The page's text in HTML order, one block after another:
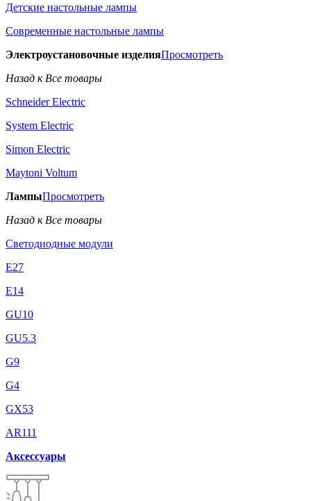
Детские настольные лампы
Современные настольные лампы
Электроустановочные изделияПросмотреть
Назад к Все товары
Schneider Electric
System Electric
Simon Electric
Maytoni Voltum
ЛампыПросмотреть
Назад к Все товары
Светодиодные модули
E27
E14
GU10
GU5.3
G9
G4
GX53
AR111
Аксессуары